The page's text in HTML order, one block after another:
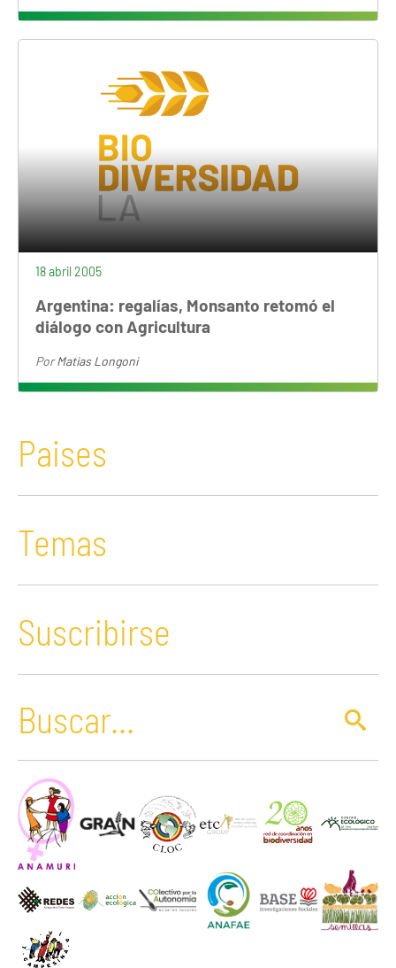
18 abril 2005
Argentina: regalías, Monsanto retomó el
diálogo con Agricultura
PorMatias Longoni
Paises
Temas
Suscribirse